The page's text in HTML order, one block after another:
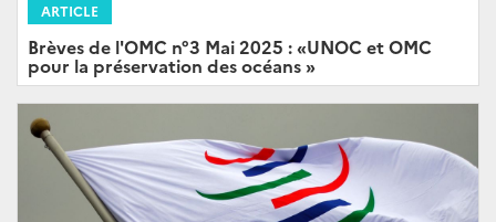
ARTICLE
Brèves de l'OMC n°3 Mai 2025 : «UNOC et OMC
pour la préservation des océans »